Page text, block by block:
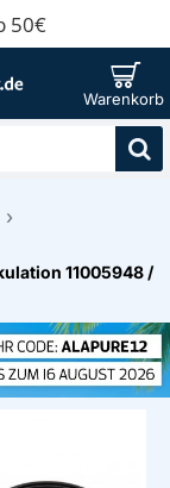
50€
11005948 /